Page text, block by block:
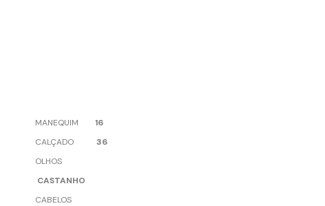
MANEQUIM
16
CALÇADO
36
OLHOS
CASTANHO
CABELOS